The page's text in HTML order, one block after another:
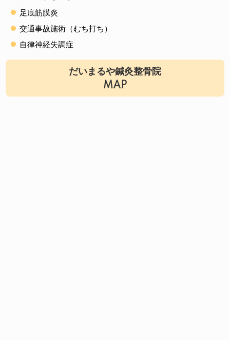
足底筋膜炎
交通事故施術（むち打ち）
自律神経失調症
だいまるや鍼灸整骨院
MAP